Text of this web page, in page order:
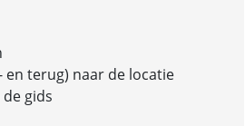
en terug) naar de locatie
gids